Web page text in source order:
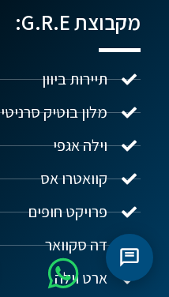
מקבוצת G.R.E:
תיירות ביוון
מלון בוטיק סרניטי
וילה אגפי
קוואטרו אס
פרויקט חופים
דה סקוואר
ארט וילה